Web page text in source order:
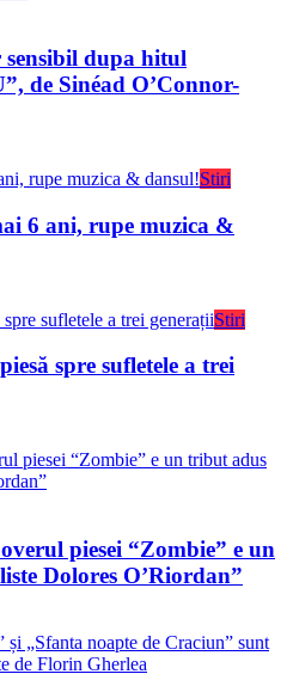
sensibil dupa hitul
de Sinéad O’Connor-
Stiri
6 ani, rupe muzica &
Stiri
spre sufletele a trei
piesei “Zombie” e un
Dolores O’Riordan”